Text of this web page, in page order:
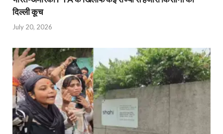
दिल्ली कूच
July 20, 2026